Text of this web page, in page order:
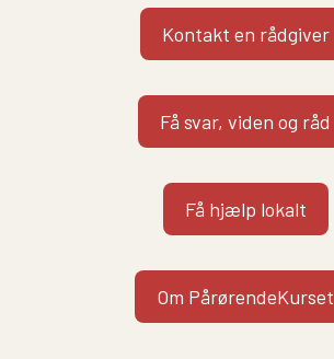
Kontakt en rådgiver
Få svar, viden og råd
Få hjælp lokalt
Om PårørendeKurset